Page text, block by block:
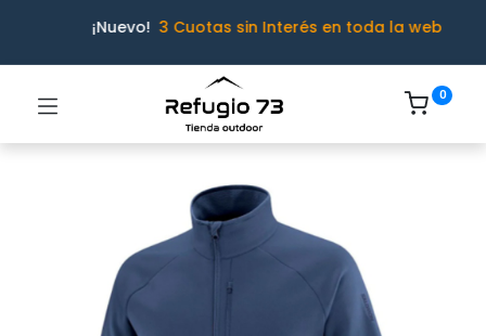
¡Nuevo! 3 Cuotas sin Interés en toda la web
0